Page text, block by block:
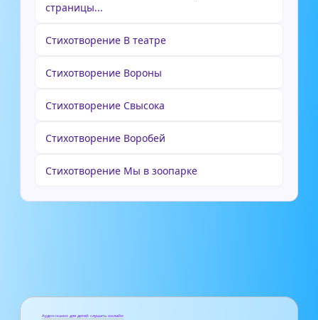
страницы...
Стихотворение В театре
Стихотворение Вороны
Стихотворение Свысока
Стихотворение Воробей
Стихотворение Мы в зоопарке
Аудиосказки для детей слушать онлайн